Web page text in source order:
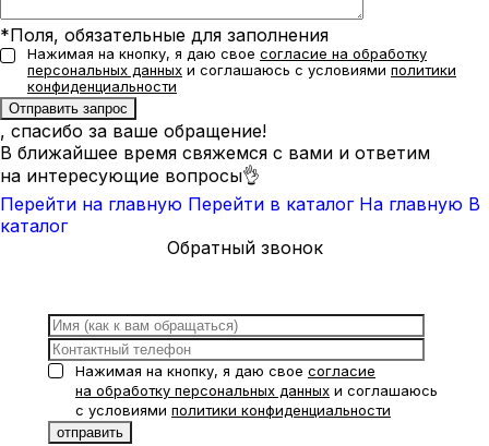
*Поля, обязательные для заполнения
Нажимая на кнопку, я даю свое согласие на обработку
персональных данных и соглашаюсь с условиями политики
конфиденциальности
, спасибо за ваше обращение!
В ближайшее время свяжемся с вами и ответим
на интересующие вопросы👌
Перейти на главную Перейти в каталог На главную В
каталог
Обратный звонок
Нажимая на кнопку, я даю свое согласие
на обработку персональных данных и соглашаюсь
с условиями политики конфиденциальности